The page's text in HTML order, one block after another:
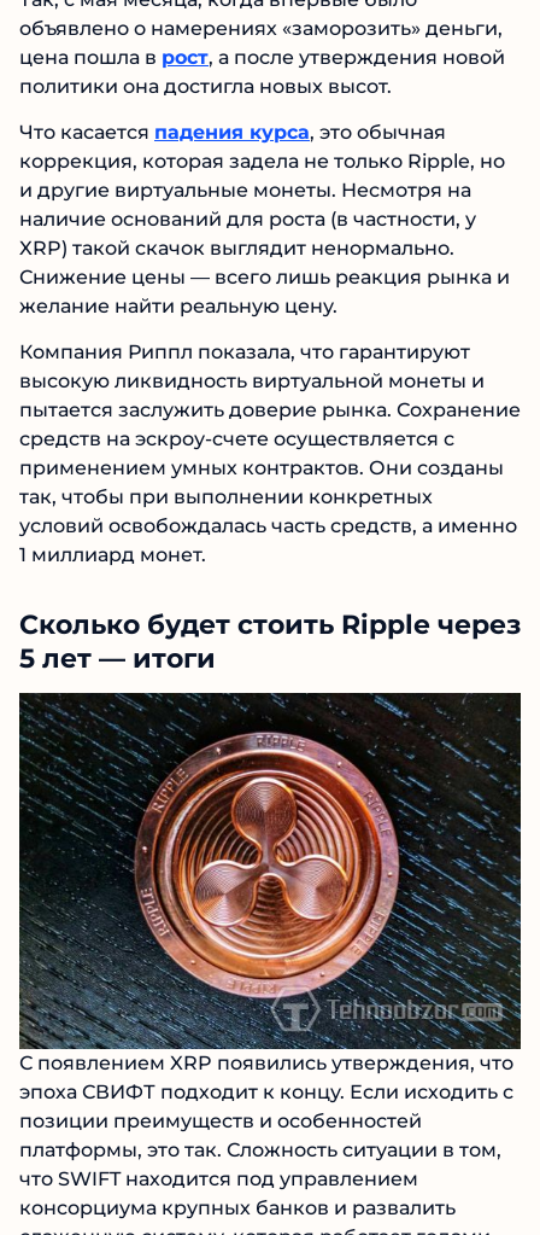
объявлено о намерениях «заморозить» деньги,
цена пошла в рост, а после утверждения новой
политики она достигла новых высот.
Что касается падения курса, это обычная
коррекция, которая задела не только Ripple, но
и другие виртуальные монеты. Несмотря на
наличие оснований для роста (в частности, у
XRP) такой скачок выглядит ненормально.
Снижение цены — всего лишь реакция рынка и
желание найти реальную цену.
Компания Риппл показала, что гарантируют
высокую ликвидность виртуальной монеты и
пытается заслужить доверие рынка. Сохранение
средств на эскроу-счете осуществляется с
применением умных контрактов. Они созданы
так, чтобы при выполнении конкретных
условий освобождалась часть средств, а именно
1 миллиард монет.
Сколько будет стоить Ripple через
5 лет — итоги
С появлением XRP появились утверждения, что
эпоха СВИФТ подходит к концу. Если исходить с
позиции преимуществ и особенностей
платформы, это так. Сложность ситуации в том,
что SWIFT находится под управлением
консорциума крупных банков и развалить